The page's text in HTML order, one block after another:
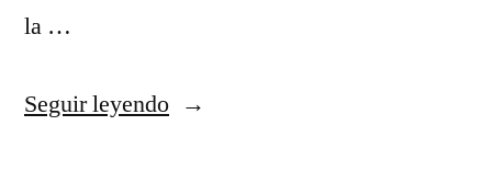
la …
Seguir leyendo«Dolce